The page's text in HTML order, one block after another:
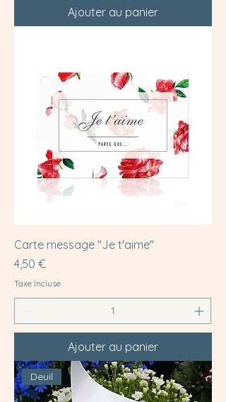
Ajouter au panier
Carte message "Je t'aime"
Prix
4,50 €
Taxe Incluse
Ajouter au panier
Deuil